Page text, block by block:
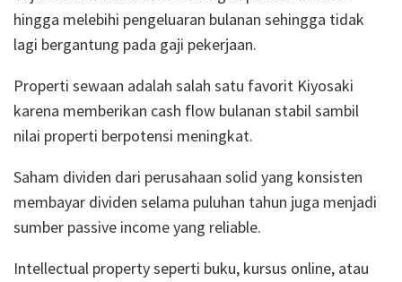
hingga melebihi pengeluaran bulanan sehingga tidak
lagi bergantung pada gaji pekerjaan.
Properti sewaan adalah salah satu favorit Kiyosaki
karena memberikan cash flow bulanan stabil sambil
nilai properti berpotensi meningkat.
Saham dividen dari perusahaan solid yang konsisten
membayar dividen selama puluhan tahun juga menjadi
sumber passive income yang reliable.
Intellectual property seperti buku, kursus online, atau